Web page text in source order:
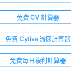
免費 CV 計算器
免費 Cytiva 流速計算器
免費每日複利計算器